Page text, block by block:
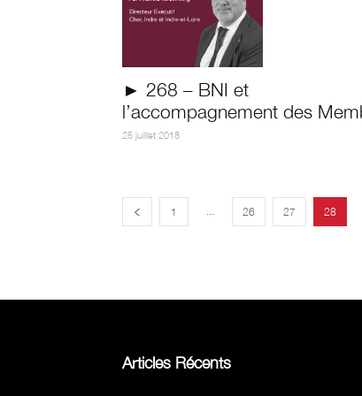
► 268 – BNI et
l’accompagnement des
25 juillet 2018
1 26 27 28
Articles Récents